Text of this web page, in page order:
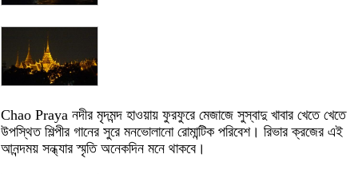
Chao Praya নদীর মৃদমন্দ হাওয়ায় ফুরফুরে মেজাজে সুস্বাদু খাবার খেতে খেতে
উপস্থিত শিল্পীর গানের সুরে মনভোলানো রোমান্টিক পরিবেশ। রিভার ক্রজের এই
আনন্দময় সন্ধ্যার স্মৃতি অনেকদিন মনে থাকবে।